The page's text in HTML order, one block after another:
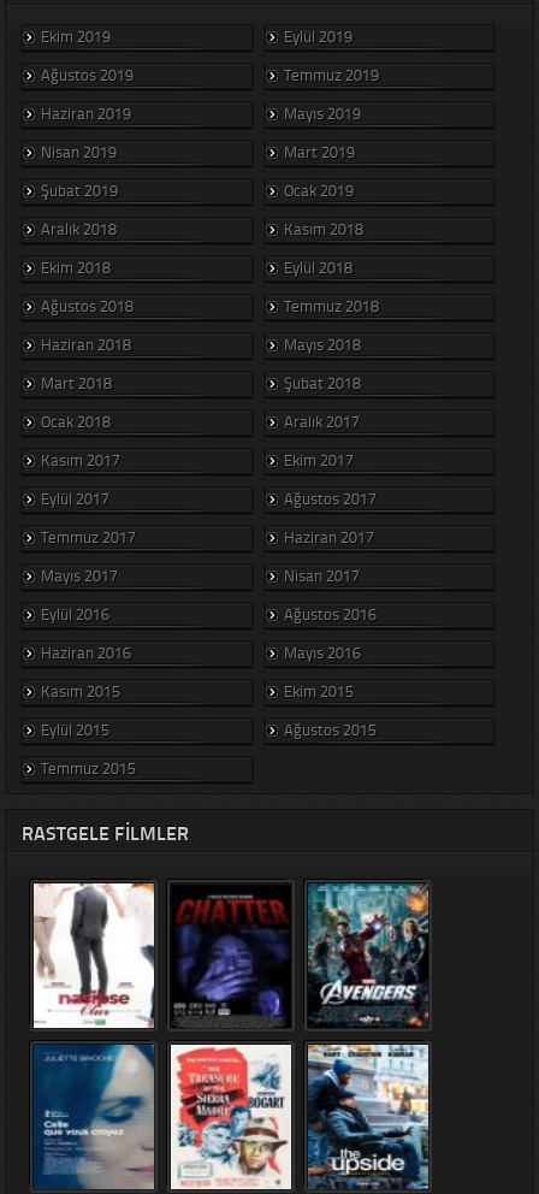
Ekim 2019
Eylül 2019
Ağustos 2019
Temmuz 2019
Haziran 2019
Mayıs 2019
Nisan 2019
Mart 2019
Şubat 2019
Ocak 2019
Aralık 2018
Kasım 2018
Ekim 2018
Eylül 2018
Ağustos 2018
Temmuz 2018
Haziran 2018
Mayıs 2018
Mart 2018
Şubat 2018
Ocak 2018
Aralık 2017
Kasım 2017
Ekim 2017
Eylül 2017
Ağustos 2017
Temmuz 2017
Haziran 2017
Mayıs 2017
Nisan 2017
Eylül 2016
Ağustos 2016
Haziran 2016
Mayıs 2016
Kasım 2015
Ekim 2015
Eylül 2015
Ağustos 2015
Temmuz 2015
RASTGELE FILMLER